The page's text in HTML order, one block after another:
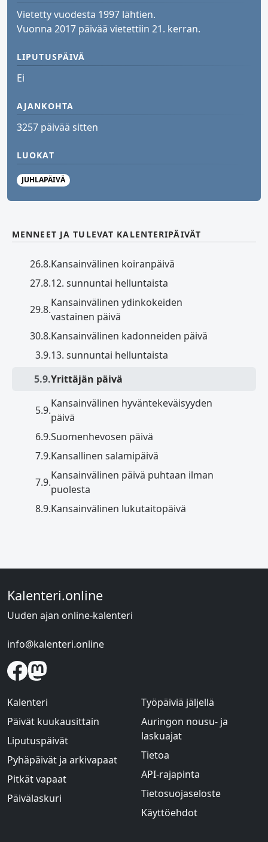
Vietetty vuodesta 1997 lähtien.
Vuonna 2017 päivää vietettiin 21. kerran.
LIPUTUSPÄIVÄ
Ei
AJANKOHTA
3257 päivää sitten
LUOKAT
JUHLAPÄIVÄ
MENNEET JA TULEVAT KALENTERIPÄIVÄT
26.8.Kansainvälinen koiranpäivä
27.8.12. sunnuntai helluntaista
29.8.
Kansainvälinen ydinkokeiden
vastainen päivä
30.8.Kansainvälinen kadonneiden päivä
3.9.13. sunnuntai helluntaista
5.9.Yrittäjän päivä
5.9.
Kansainvälinen hyväntekeväisyyden
päivä
6.9.Suomenhevosen päivä
7.9.Kansallinen salamipäivä
7.9.
Kansainvälinen päivä puhtaan ilman
puolesta
8.9.Kansainvälinen lukutaitopäivä
Kalenteri.online
Uuden ajan online-kalenteri
info@kalenteri.online
Kalenteri
Päivät kuukausittain
Liputuspäivät
Pyhäpäivät ja arkivapaat
Pitkät vapaat
Päivälaskuri
Työpäiviä jäljellä
Auringon nousu- ja
laskuajat
Tietoa
API-rajapinta
Tietosuojaseloste
Käyttöehdot